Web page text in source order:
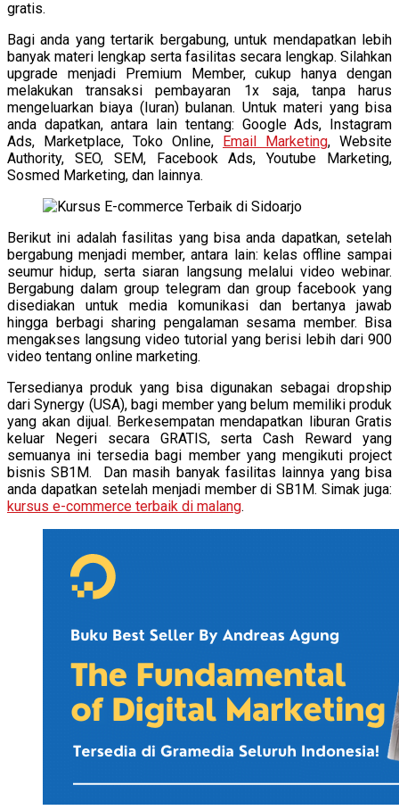
gratis.
Bagi anda yang tertarik bergabung, untuk mendapatkan lebih
banyak materi lengkap serta fasilitas secara lengkap. Silahkan
upgrade menjadi Premium Member, cukup hanya dengan
melakukan transaksi pembayaran 1x saja, tanpa harus
mengeluarkan biaya (Iuran) bulanan. Untuk materi yang bisa
anda dapatkan, antara lain tentang: Google Ads, Instagram
Ads, Marketplace, Toko Online, Email Marketing, Website
Authority, SEO, SEM, Facebook Ads, Youtube Marketing,
Sosmed Marketing, dan lainnya.
Berikut ini adalah fasilitas yang bisa anda dapatkan, setelah
bergabung menjadi member, antara lain: kelas offline sampai
seumur hidup, serta siaran langsung melalui video webinar.
Bergabung dalam group telegram dan group facebook yang
disediakan untuk media komunikasi dan bertanya jawab
hingga berbagi sharing pengalaman sesama member. Bisa
mengakses langsung video tutorial yang berisi lebih dari 900
video tentang online marketing.
Tersedianya produk yang bisa digunakan sebagai dropship
dari Synergy (USA), bagi member yang belum memiliki produk
yang akan dijual. Berkesempatan mendapatkan liburan Gratis
keluar Negeri secara GRATIS, serta Cash Reward yang
semuanya ini tersedia bagi member yang mengikuti project
bisnis SB1M. Dan masih banyak fasilitas lainnya yang bisa
anda dapatkan setelah menjadi member di SB1M. Simak juga:
kursus e-commerce terbaik di malang.